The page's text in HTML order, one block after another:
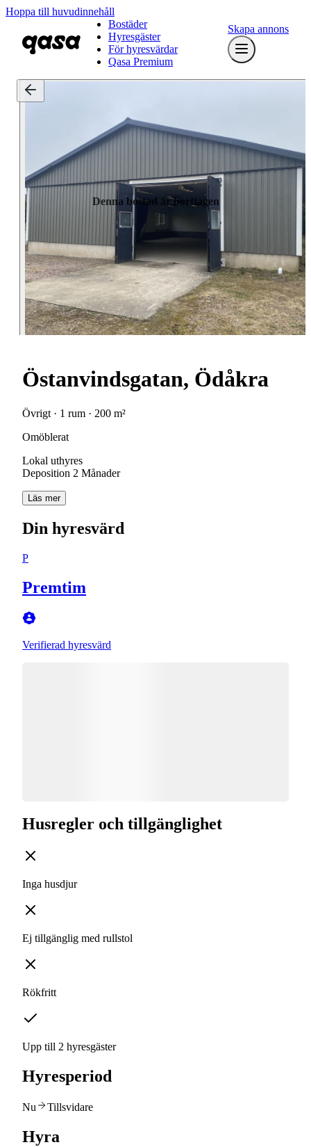
Hoppa till huvudinnehåll
Bostäder
Hyresgäster
För hyresvärdar
Qasa Premium
Skapa annons
Denna bostad är borttagen
Östanvindsgatan, Ödåkra
Övrigt · 1 rum · 200 m²
Omöblerat
Lokal uthyres
Deposition 2 Månader
Läs mer
Din hyresvärd
P
Premtim
Verifierad hyresvärd
Husregler och tillgänglighet
Inga husdjur
Ej tillgänglig med rullstol
Rökfritt
Upp till 2 hyresgäster
Hyresperiod
Nu Tillsvidare
Hyra